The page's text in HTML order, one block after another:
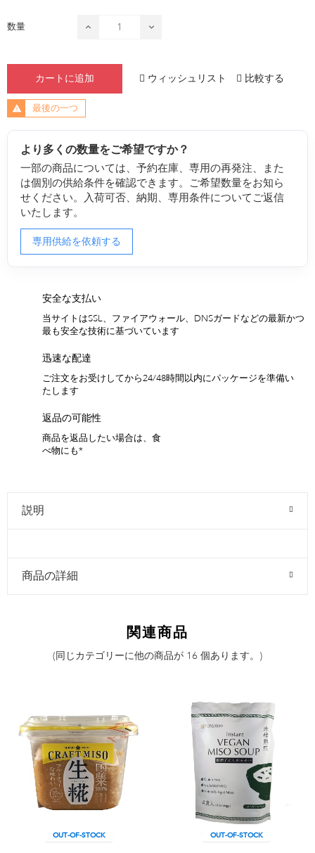
数量
カートに追加 ウィッシュリスト 比較する
最後の一つ
より多くの数量をご希望ですか？
一部の商品については、予約在庫、専用の再発注、また
は個別の供給条件を確認できます。ご希望数量をお知ら
せください。入荷可否、納期、専用条件についてご返信
いたします。
専用供給を依頼する
安全な支払い
当サイトはSSL、ファイアウォール、DNSガードなどの最新かつ
最も安全な技術に基づいています
迅速な配達
ご注文をお受けしてから24/48時間以内にパッケージを準備い
たします
返品の可能性
商品を返品したい場合は、食
べ物にも*
説明
商品の詳細
関連商品
(同じカテゴリーに他の商品が 16 個あります。)
OUT-OF-STOCK OUT-OF-STOCK